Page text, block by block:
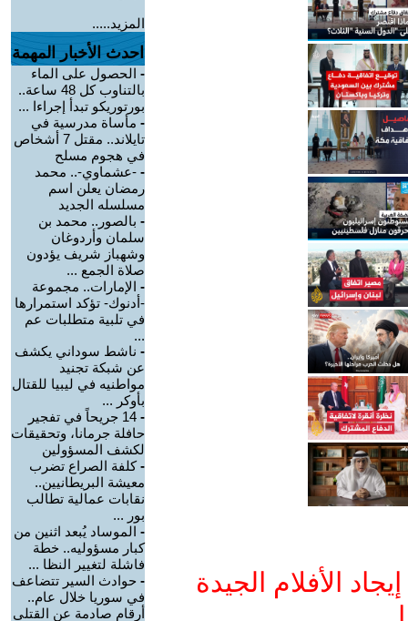
الأفلام الجيدة
المزيد.....
احدث الأخبار المهمة
- الحصول على الماء
بالتناوب كل 48 ساعة..
بورتوريكو تبدأ إجراءا ...
- مأساة مدرسية في
تايلاند.. مقتل 7 أشخاص
في هجوم مسلح
- -عشماوي-.. محمد
رمضان يعلن اسم
مسلسله الجديد
- بالصور.. محمد بن
سلمان وأردوغان
وشهباز شريف يؤدون
صلاة الجمع ...
- الإمارات.. مجموعة
-أدنوك- تؤكد استمرارها
في تلبية متطلبات عم
...
- ناشط سوداني يكشف
عن شبكة تجنيد
مواطنيه في ليبيا للقتال
بأوكر ...
-
14 جريحاً في تفجير
حافلة جرمانا، وتحقيقات
لكشف المسؤولين
-كلفة الصراع تضرب
معيشة البريطانيين..
نقابات عمالية تطالب
بور ...
- الموساد يُبعد اثنين من
كبار مسؤوليه.. خطة
فاشلة لتغيير النظا ...
- حوادث السير تتضاعف
في سوريا خلال عام..
أرقام صادمة عن القتلى